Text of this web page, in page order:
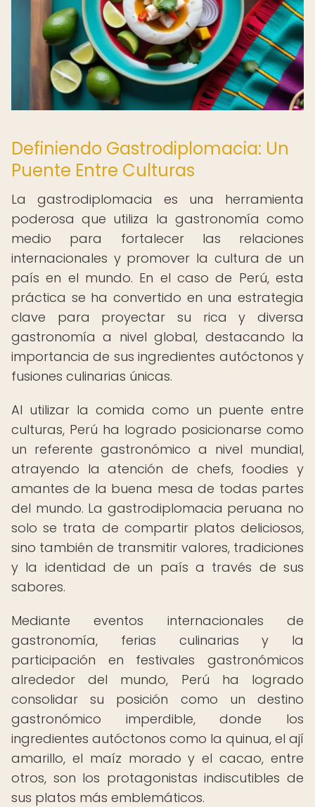
Definiendo Gastrodiplomacia: Un
Puente Entre Culturas
La gastrodiplomacia es una herramienta
poderosa que utiliza la gastronomía como
medio para fortalecer las relaciones
internacionales y promover la cultura de un
país en el mundo. En el caso de Perú, esta
práctica se ha convertido en una estrategia
clave para proyectar su rica y diversa
gastronomía a nivel global, destacando la
importancia de sus ingredientes autóctonos y
fusiones culinarias únicas.
Al utilizar la comida como un puente entre
culturas, Perú ha logrado posicionarse como
un referente gastronómico a nivel mundial,
atrayendo la atención de chefs, foodies y
amantes de la buena mesa de todas partes
del mundo. La gastrodiplomacia peruana no
solo se trata de compartir platos deliciosos,
sino también de transmitir valores, tradiciones
y la identidad de un país a través de sus
sabores.
Mediante eventos internacionales de
gastronomía, ferias culinarias y la
participación en festivales gastronómicos
alrededor del mundo, Perú ha logrado
consolidar su posición como un destino
gastronómico imperdible, donde los
ingredientes autóctonos como la quinua, el ají
amarillo, el maíz morado y el cacao, entre
otros, son los protagonistas indiscutibles de
sus platos más emblemáticos.